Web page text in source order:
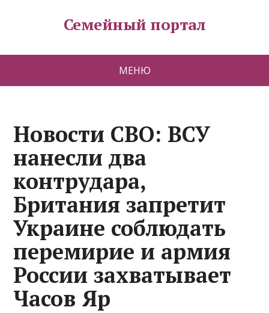
Семейный портал
МЕНЮ
Новости СВО: ВСУ
нанесли два
контрудара,
Британия запретит
Украине соблюдать
перемирие и армия
России захватывает
Часов Яр